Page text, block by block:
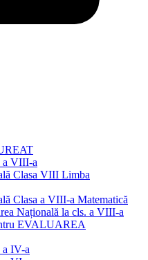
a VIII-a
Clasa VIII Limba
Clasa a VIII-a Matematică
Națională la cls. a VIII-a
EVALUAREA
a IV-a